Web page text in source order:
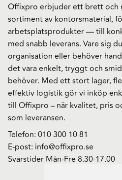
Offixpro erbjuder ett brett och
sortiment av kontorsmaterial,
arbetsplatsprodukter — till
med snabb leverans. Vare sig
organisation eller behöver
det vara enkelt, tryggt och
behöver. Med ett stort lager,
effektiv logistik gör vi inköp
till Offixpro – när kvalitet, pris
som leveransen.
Telefon: 010 300 10 81
E-post: info@offixpro.se
Svarstider Mån-Fre 8.30-17.00